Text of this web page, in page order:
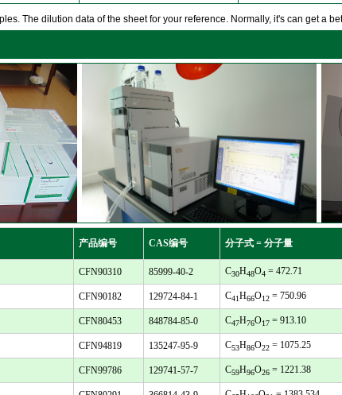
The dilution data of the sheet for your reference. Normally, it's can get a
产品编号 CAS编号 分子式 = 分子量
CFN90310 85999-40-2 C30H48O4 = 472.71
CFN90182 129724-84-1 C41H66O12 = 750.96
CFN80453 848784-85-0 C47H76O17 = 913.10
CFN94819 135247-95-9 C53H86O22 = 1075.25
CFN99786 129741-57-7 C59H96O26 = 1221.38